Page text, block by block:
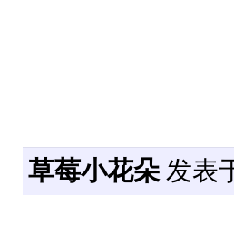
草莓小花朵发表